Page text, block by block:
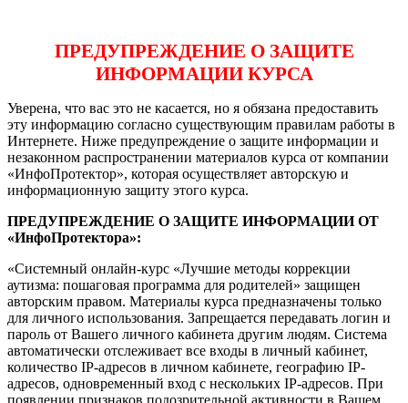
ПРЕДУПРЕЖДЕНИЕ О ЗАЩИТЕ
ИНФОРМАЦИИ КУРСА
Уверена, что вас это не касается, но я обязана предоставить
эту информацию согласно существующим правилам работы в
Интернете. Ниже предупреждение о защите информации и
незаконном распространении материалов курса от компании
«ИнфоПротектор», которая осуществляет авторскую и
информационную защиту этого курса.
ПРЕДУПРЕЖДЕНИЕ О ЗАЩИТЕ ИНФОРМАЦИИ ОТ
«ИнфоПротектора»:
«Системный онлайн-курс «Лучшие методы коррекции
аутизма: пошаговая программа для родителей» защищен
авторским правом. Материалы курса предназначены только
для личного использования. Запрещается передавать логин и
пароль от Вашего личного кабинета другим людям. Система
автоматически отслеживает все входы в личный кабинет,
количество IP-адресов в личном кабинете, географию IP-
адресов, одновременный вход с нескольких IP-адресов. При
появлении признаков подозрительной активности в Вашем